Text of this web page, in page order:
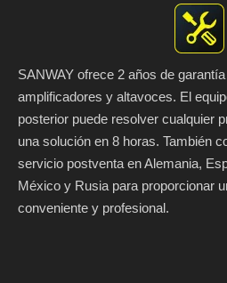
SANWAY ofrece 2 años de
amplificadores y altavoces. El
posterior puede resolver cualquier
una solución en 8 horas. También
servicio postventa en Alemania,
México y Rusia para proporcionar
conveniente y profesional.